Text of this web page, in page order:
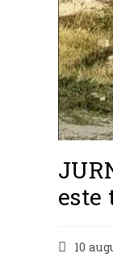
este
Post
10